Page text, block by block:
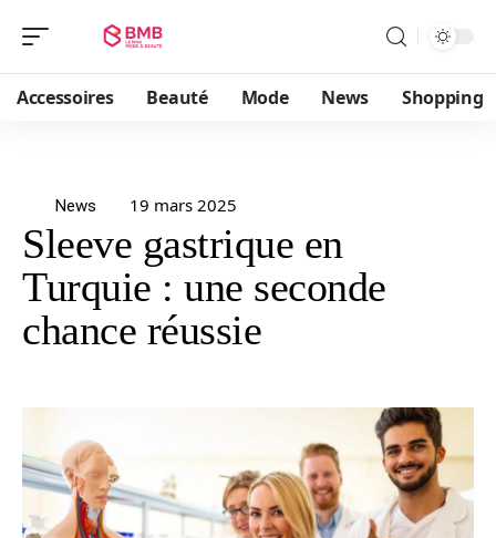
Accessoires Beauté Mode News Shopping
News 19 mars 2025
Sleeve gastrique en
Turquie : une seconde
chance réussie